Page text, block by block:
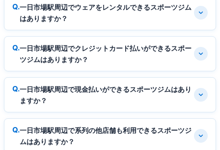
一日市場駅周辺でウェアをレンタルできるスポーツジム
はありますか？
一日市場駅周辺でクレジットカード払いができるスポー
ツジムはありますか？
一日市場駅周辺で現金払いができるスポーツジムはあり
ますか？
一日市場駅周辺で系列の他店舗も利用できるスポーツジ
ムはありますか？